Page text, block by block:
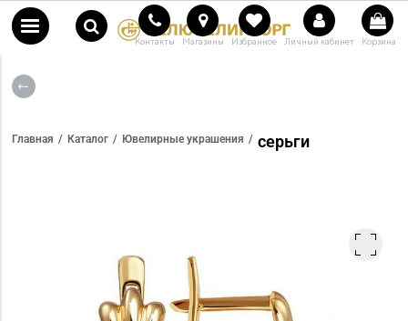
Контакты Магазины Избранное Личный кабинет Корзина
Главная Каталог Ювелирные украшения серьги